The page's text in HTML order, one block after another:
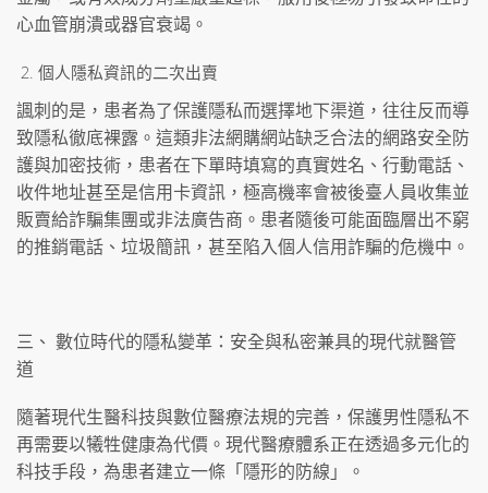
心血管崩潰或器官衰竭。
個人隱私資訊的二次出賣
諷刺的是，患者為了保護隱私而選擇地下渠道，往往反而導
致隱私徹底裸露。這類非法網購網站缺乏合法的網路安全防
護與加密技術，患者在下單時填寫的真實姓名、行動電話、
收件地址甚至是信用卡資訊，極高機率會被後臺人員收集並
販賣給詐騙集團或非法廣告商。患者隨後可能面臨層出不窮
的推銷電話、垃圾簡訊，甚至陷入個人信用詐騙的危機中。
三、 數位時代的隱私變革：安全與私密兼具的現代就醫管
道
隨著現代生醫科技與數位醫療法規的完善，保護男性隱私不
再需要以犧牲健康為代價。現代醫療體系正在透過多元化的
科技手段，為患者建立一條「隱形的防線」。